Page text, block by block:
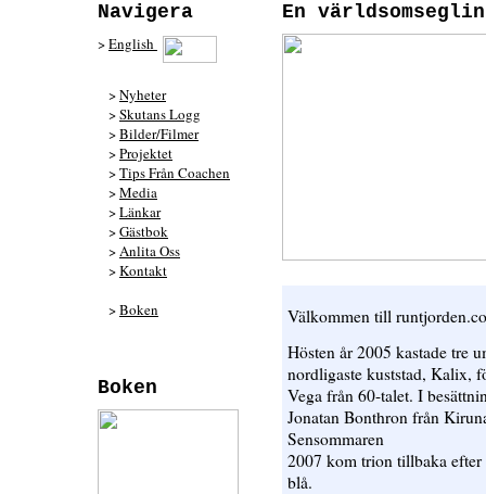
Navigera
>English
>Nyheter
>Skutans Logg
>Bilder/Filmer
>Projektet
>Tips Från Coachen
>Media
>Länkar
>Gästbok
>Anlita Oss
>Kontakt
>Boken
Boken
En
Välkommen till
Hösten år 2005 kastade tre
nordligaste kuststad, Kalix,
Vega från 60-talet. I
Jonatan Bonthron från
Sensommaren
2007 kom trion tillbaka efter
blå.